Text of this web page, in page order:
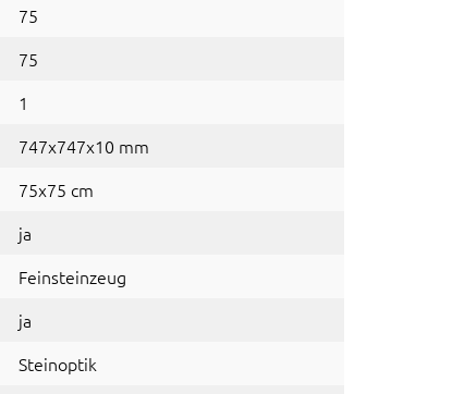
75
75
1
747x747x10 mm
75x75 cm
ja
Feinsteinzeug
ja
Steinoptik